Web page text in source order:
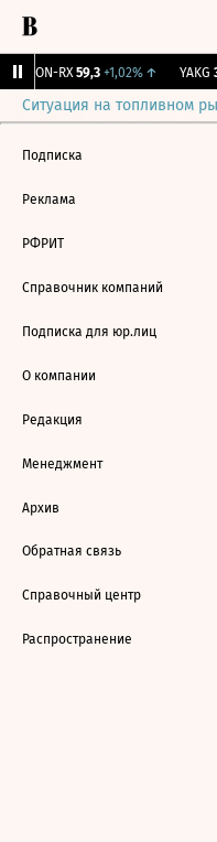
VEON-RX 59,3 +1,02%↑ YAKG
Ситуация на топливном
Подписка
Реклама
РФРИТ
Справочник компаний
Подписка для юр.лиц
О компании
Редакция
Менеджмент
Архив
Обратная связь
Справочный центр
Распространение